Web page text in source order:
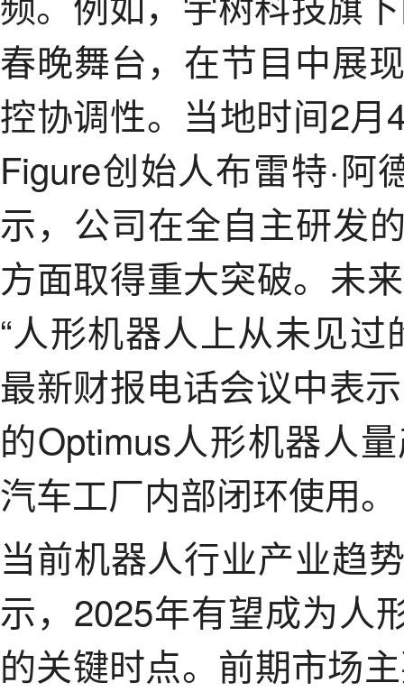
春晚舞台，在节目中展
控协调性。当地时间2
Figure创始人布雷特·阿
示，公司在全自主研发
方面取得重大突破。未
“人形机器人上从未见
最新财报电话会议中表
的Optimus人形机器人
汽车工厂内部闭环使用。
当前机器人行业产业趋
示，2025年有望成为人
的关键时点。前期市场